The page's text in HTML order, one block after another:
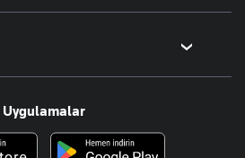
Uygulamalar